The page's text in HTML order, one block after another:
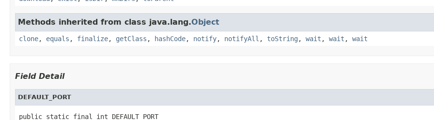
Methods inherited from class java.lang.Object
clone, equals , finalize, getClass , hashCode, notify, notifyAll , toString , wait , wait , wait
Field Detail
DEFAULT_PORT
public static final int DEFAULT_PORT